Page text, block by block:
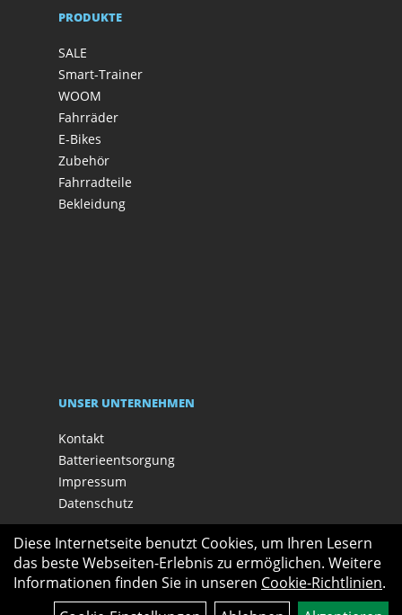
PRODUKTE
SALE
Smart-Trainer
WOOM
Fahrräder
E-Bikes
Zubehör
Fahrradteile
Bekleidung
UNSER UNTERNEHMEN
Kontakt
Batterieentsorgung
Impressum
Datenschutz
Diese Internetseite benutzt Cookies, um Ihren Lesern
das beste Webseiten-Erlebnis zu ermöglichen. Weitere
Informationen finden Sie in unseren Cookie-Richtlinien.